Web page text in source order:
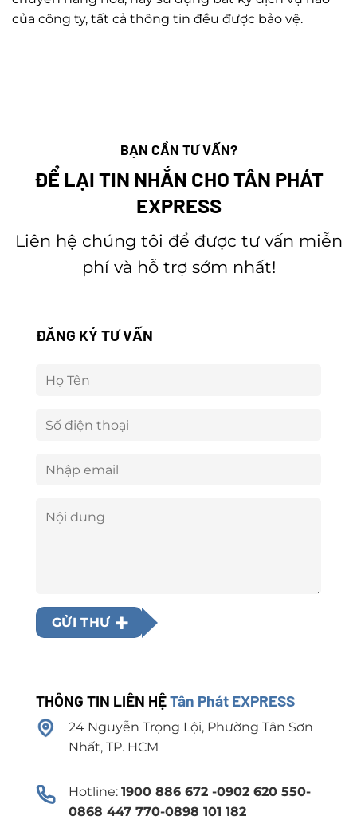
của công ty, tất cả thông tin đều được bảo vệ.
BẠN CẦN TƯ VẤN?
ĐỂ LẠI TIN NHẮN CHO TÂN PHÁT
EXPRESS
Liên hệ chúng tôi để được tư vấn miễn
phí và hỗ trợ sớm nhất!
ĐĂNG KÝ TƯ VẤN
GỬI THƯ
THÔNG TIN LIÊN HỆTân Phát EXPRESS
24 Nguyễn Trọng Lội, Phường Tân Sơn
Nhất, TP. HCM
Hotline: 1900 886 672 -0902 620 550-
0868 447 770-0898 101 182